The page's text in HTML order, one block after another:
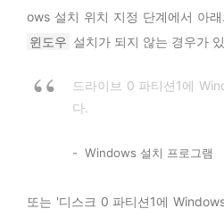
ows 설치 위치 지정 단계에서 아
윈도우 설치가 되지 않는 경우가
드라이브 0 파티션1에
다.
Windows 설치 프로그램
또는 '디스크 0 파티션1에